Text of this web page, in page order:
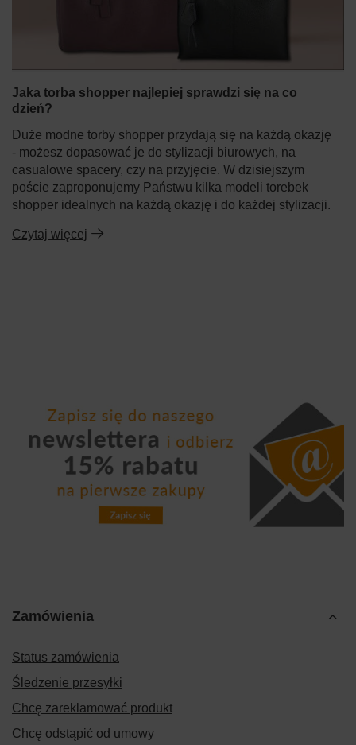
Jaka torba shopper najlepiej sprawdzi się na co
dzień?
Duże modne torby shopper przydają się na każdą okazję
- możesz dopasować je do stylizacji biurowych, na
casualowe spacery, czy na przyjęcie. W dzisiejszym
poście zaproponujemy Państwu kilka modeli torebek
shopper idealnych na każdą okazję i do każdej stylizacji.
Czytaj więcej
Zamówienia
Status zamówienia
Śledzenie przesyłki
Chcę zareklamować produkt
Chcę odstąpić od umowy